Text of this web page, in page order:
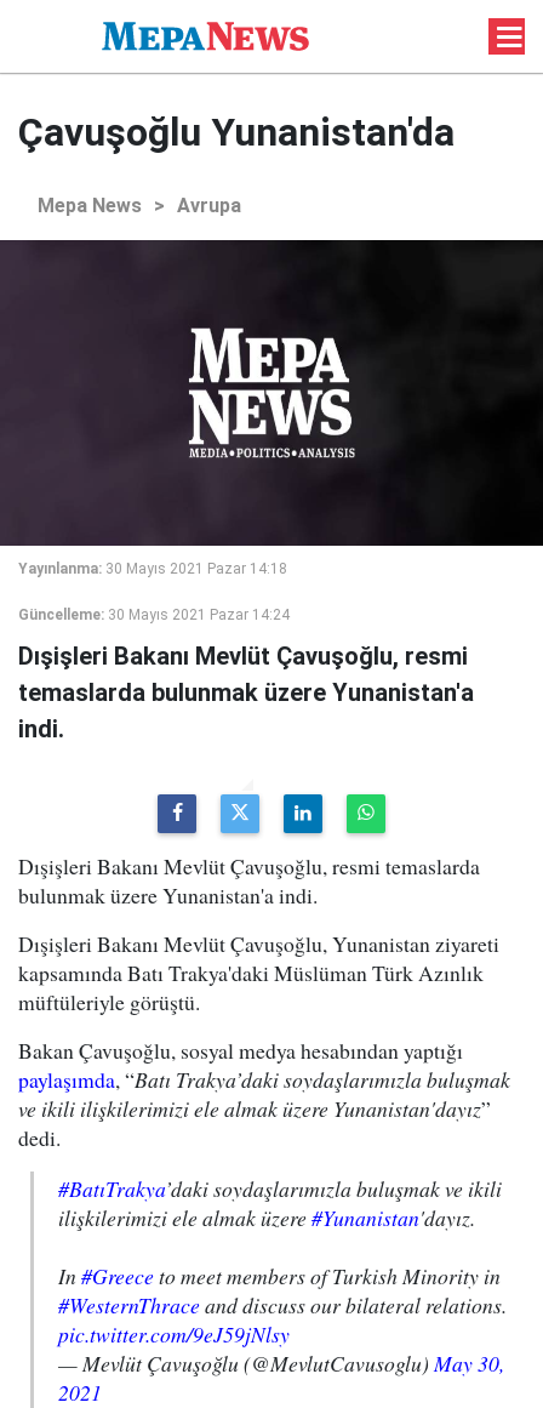
Çavuşoğlu Yunanistan'da
Mepa News > Avrupa
Yayınlanma: 30 Mayıs 2021 Pazar 14:18
Güncelleme: 30 Mayıs 2021 Pazar 14:24
Dışişleri Bakanı Mevlüt Çavuşoğlu, resmi
temaslarda bulunmak üzere Yunanistan'a
indi.
Dışişleri Bakanı Mevlüt Çavuşoğlu, resmi temaslarda
bulunmak üzere Yunanistan'a indi.
Dışişleri Bakanı Mevlüt Çavuşoğlu, Yunanistan ziyareti
kapsamında Batı Trakya'daki Müslüman Türk Azınlık
müftüleriyle görüştü.
Bakan Çavuşoğlu, sosyal medya hesabından yaptığı
paylaşımda, “Batı Trakya’daki soydaşlarımızla buluşmak
ve ikili ilişkilerimizi ele almak üzere Yunanistan'dayız”
dedi.
#BatıTrakya’daki soydaşlarımızla buluşmak ve ikili
ilişkilerimizi ele almak üzere#Yunanistan'dayız.
In #Greeceto meet members of Turkish Minority in
#WesternThraceand discuss our bilateral relations.
pic.twitter.com/9eJ59jNlsy
— Mevlüt Çavuşoğlu (@MevlutCavusoglu)May 30,
2021